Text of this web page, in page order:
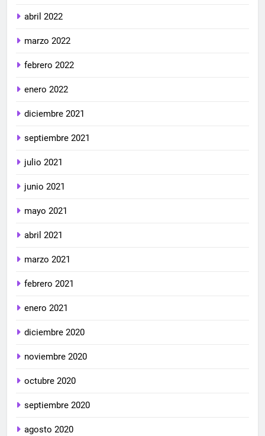
abril 2022
marzo 2022
febrero 2022
enero 2022
diciembre 2021
septiembre 2021
julio 2021
junio 2021
mayo 2021
abril 2021
marzo 2021
febrero 2021
enero 2021
diciembre 2020
noviembre 2020
octubre 2020
septiembre 2020
agosto 2020